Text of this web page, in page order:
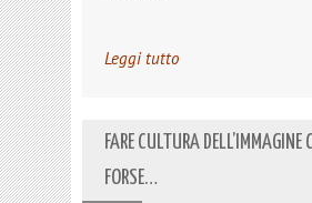
Leggi tutto
FARE CULTURA DELL’IMMAGINE
FORSE…